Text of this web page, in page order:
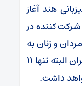
به میزبانی هند آغاز
کننده در
و زنان به
مصاف حریفان شان می روند. ایران البته تنها ۱۱
داشت.